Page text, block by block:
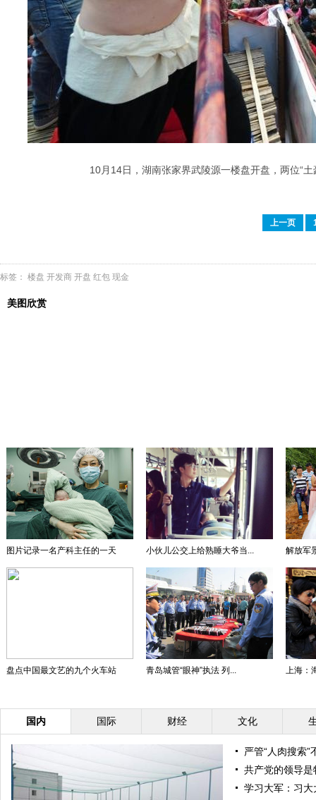
10月14日，湖南张家界武陵源一楼盘开盘，两位“
上一页
标签： 楼盘 开发商 开盘 红包 现金
美图欣赏
图片记录一名产科主任的一天 小伙儿公交上给熟睡大爷当... 解放军
盘点中国最文艺的九个火车站 青岛城管“眼神”执法 列... 上海：
国内 国际 财经 文化
严管“人肉搜索”
共产党的领导
学习大军：习